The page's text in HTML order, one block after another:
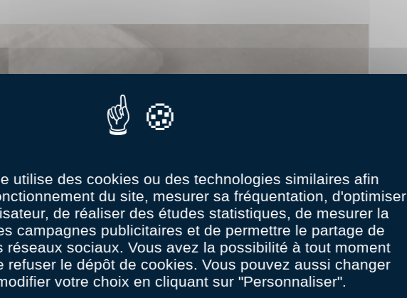
utilise des cookies ou des technologies similaires afin
du site, mesurer sa fréquentation, d'optimiser
de réaliser des études statistiques, de mesurer la
campagnes publicitaires et de permettre le partage de
réseaux sociaux. Vous avez la possibilité à tout moment
refuser le dépôt de cookies. Vous pouvez aussi changer
votre choix en cliquant sur "Personnaliser".